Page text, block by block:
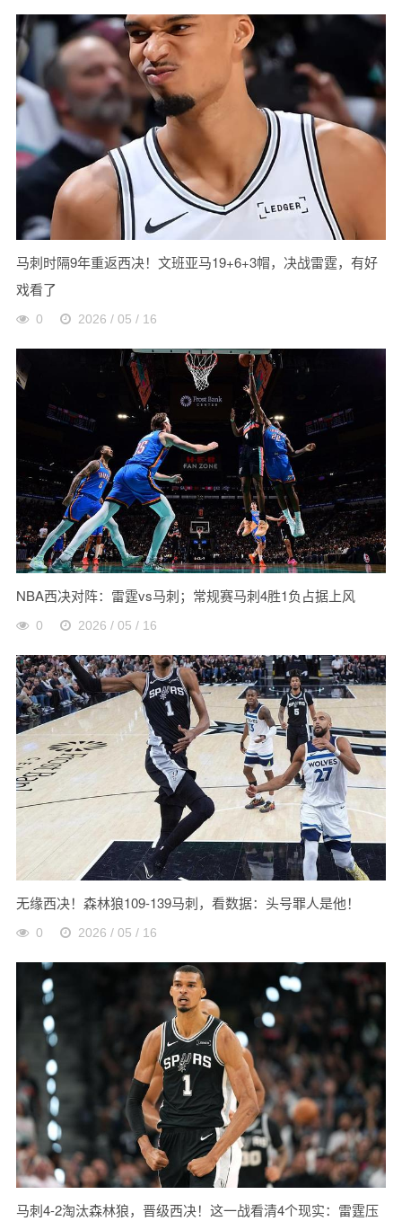
马刺时隔9年重返西决！文班亚马19+6+3帽，决战雷霆，有好
戏看了
0 2026 / 05 / 16
NBA西决对阵：雷霆vs马刺；常规赛马刺4胜1负占据上风
0 2026 / 05 / 16
无缘西决！森林狼109-139马刺，看数据：头号罪人是他！
0 2026 / 05 / 16
马刺4-2淘汰森林狼，晋级西决！这一战看清4个现实：雷霆压